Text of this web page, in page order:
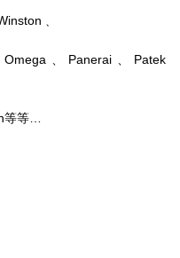
、Panerai、Patek
等…